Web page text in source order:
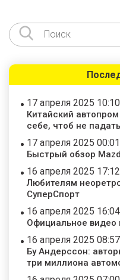
17 апреля 2025 10:10
Китайский
себе, чтоб не
17 апреля 2025 00:01
Быстрый обзор
16 апреля 2025 17:12
Любителям
СуперСпорт
16 апреля 2025 16:04
Официальное
16 апреля 2025 08:57
Бу Андерссон:
три миллиона